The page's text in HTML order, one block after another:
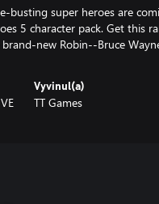
busting super heroes are
5 character pack. Get this
new Robin--Bruce
Vyvinul(a)
TT Games